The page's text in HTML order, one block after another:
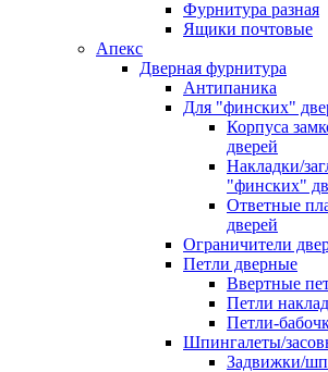
Фурнитура разная
Ящики почтовые
Апекс
Дверная фурнитура
Антипаника
Для "финских"
Корпуса
дверей
Накладки/
"финских"
Ответные
дверей
Ограничители
Петли дверные
Ввертные
Петли
Петли-
Шпингалеты/
Задвижки/